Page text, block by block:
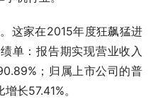
这家在2015年度狂飙猛进
单：报告期实现营业收入
；归属上市公司的普
长57.41%。